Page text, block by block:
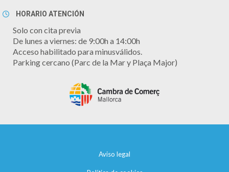
HORARIO ATENCIÓN
Solo con cita previa
De lunes a viernes: de 9:00h a 14:00h
Acceso habilitado para minusválidos.
Parking cercano (Parc de la Mar y Plaça Major)
Aviso legal